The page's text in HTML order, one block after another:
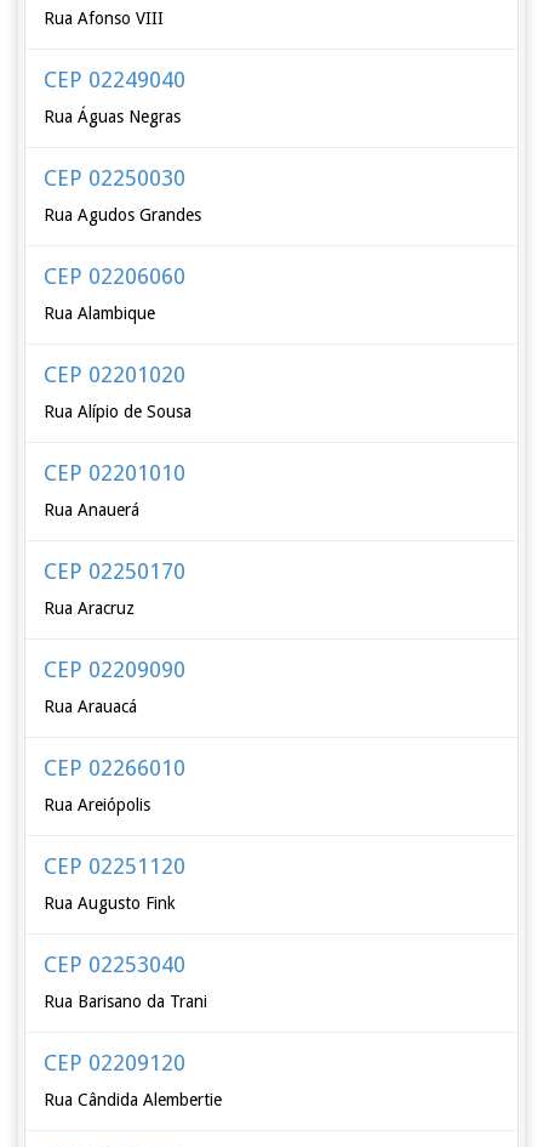
Rua Afonso VIII
CEP 02249040
Rua Águas Negras
CEP 02250030
Rua Agudos Grandes
CEP 02206060
Rua Alambique
CEP 02201020
Rua Alípio de Sousa
CEP 02201010
Rua Anauerá
CEP 02250170
Rua Aracruz
CEP 02209090
Rua Arauacá
CEP 02266010
Rua Areiópolis
CEP 02251120
Rua Augusto Fink
CEP 02253040
Rua Barisano da Trani
CEP 02209120
Rua Cândida Alembertie